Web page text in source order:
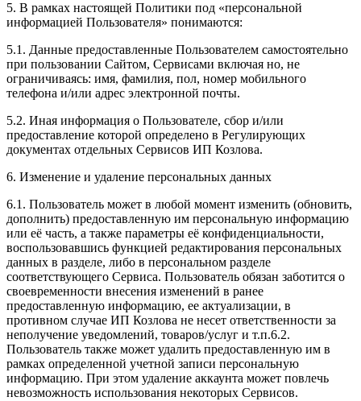
5. В рамках настоящей Политики под «персональной
информацией Пользователя» понимаются:
5.1. Данные предоставленные Пользователем самостоятельно
при пользовании Сайтом, Сервисами включая но, не
ограничиваясь: имя, фамилия, пол, номер мобильного
телефона и/или адрес электронной почты.
5.2. Иная информация о Пользователе, сбор и/или
предоставление которой определено в Регулирующих
документах отдельных Сервисов ИП Козлова.
6. Изменение и удаление персональных данных
6.1. Пользователь может в любой момент изменить (обновить,
дополнить) предоставленную им персональную информацию
или её часть, а также параметры её конфиденциальности,
воспользовавшись функцией редактирования персональных
данных в разделе, либо в персональном разделе
соответствующего Сервиса. Пользователь обязан заботится о
своевременности внесения изменений в ранее
предоставленную информацию, ее актуализации, в
противном случае ИП Козлова не несет ответственности за
неполучение уведомлений, товаров/услуг и т.п.6.2.
Пользователь также может удалить предоставленную им в
рамках определенной учетной записи персональную
информацию. При этом удаление аккаунта может повлечь
невозможность использования некоторых Сервисов.